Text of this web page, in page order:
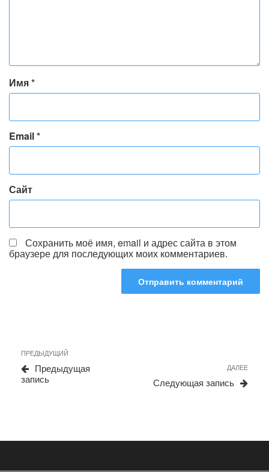
Имя*
Email*
Сайт
Сохранить моё имя, email и адрес сайта в этом
браузере для последующих моих комментариев.
записям
Предыдущая
запись
ПРЕДЫДУЩИЙ
Предыдущая
запись
ДАЛЕЕ
Следующая запись